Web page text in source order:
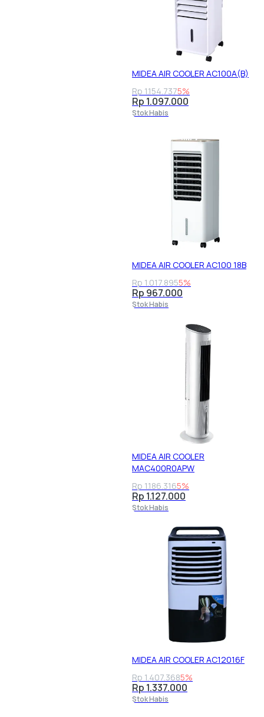
MIDEA AIR COOLER AC100A(B)
Rp 1.154.7375%
Rp 1.097.000
Stok Habis
MIDEA AIR COOLER AC100 18B
Rp 1.017.8955%
Rp 967.000
Stok Habis
MIDEA AIR COOLER
MAC400R0APW
Rp 1.186.3165%
Rp 1.127.000
Stok Habis
MIDEA AIR COOLER AC12016F
Rp 1.407.3685%
Rp 1.337.000
Stok Habis